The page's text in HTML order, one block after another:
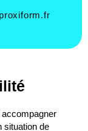
situation de